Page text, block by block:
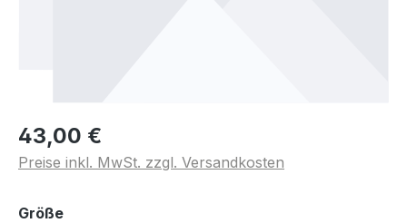
43,00 €
Preise inkl. MwSt. zzgl. Versandkosten
Größeauswählen